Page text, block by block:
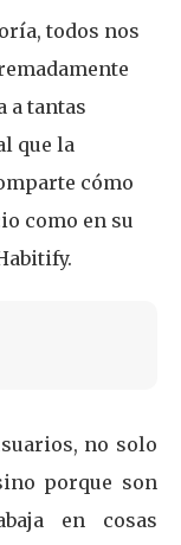
todos nos
a tantas
que la
cómo
como en su
no solo
porque son
en cosas